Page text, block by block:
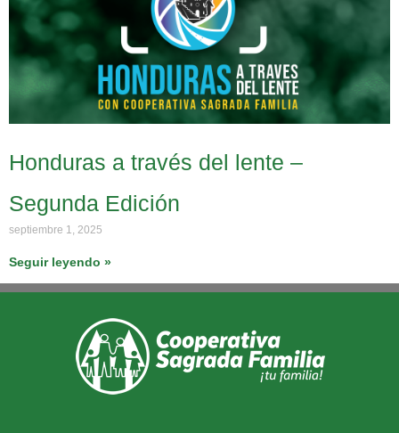
Honduras a través del lente –
Segunda Edición
septiembre 1, 2025
Seguir leyendo »